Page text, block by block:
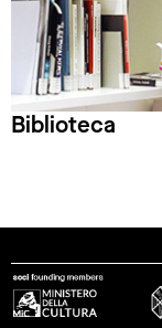
Biblioteca